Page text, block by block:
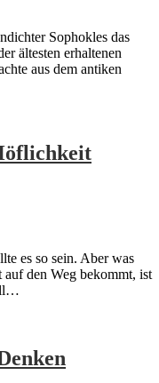
Sophokles das
ältesten erhaltenen
aus dem antiken
es so sein. Aber was
den Weg bekommt, ist